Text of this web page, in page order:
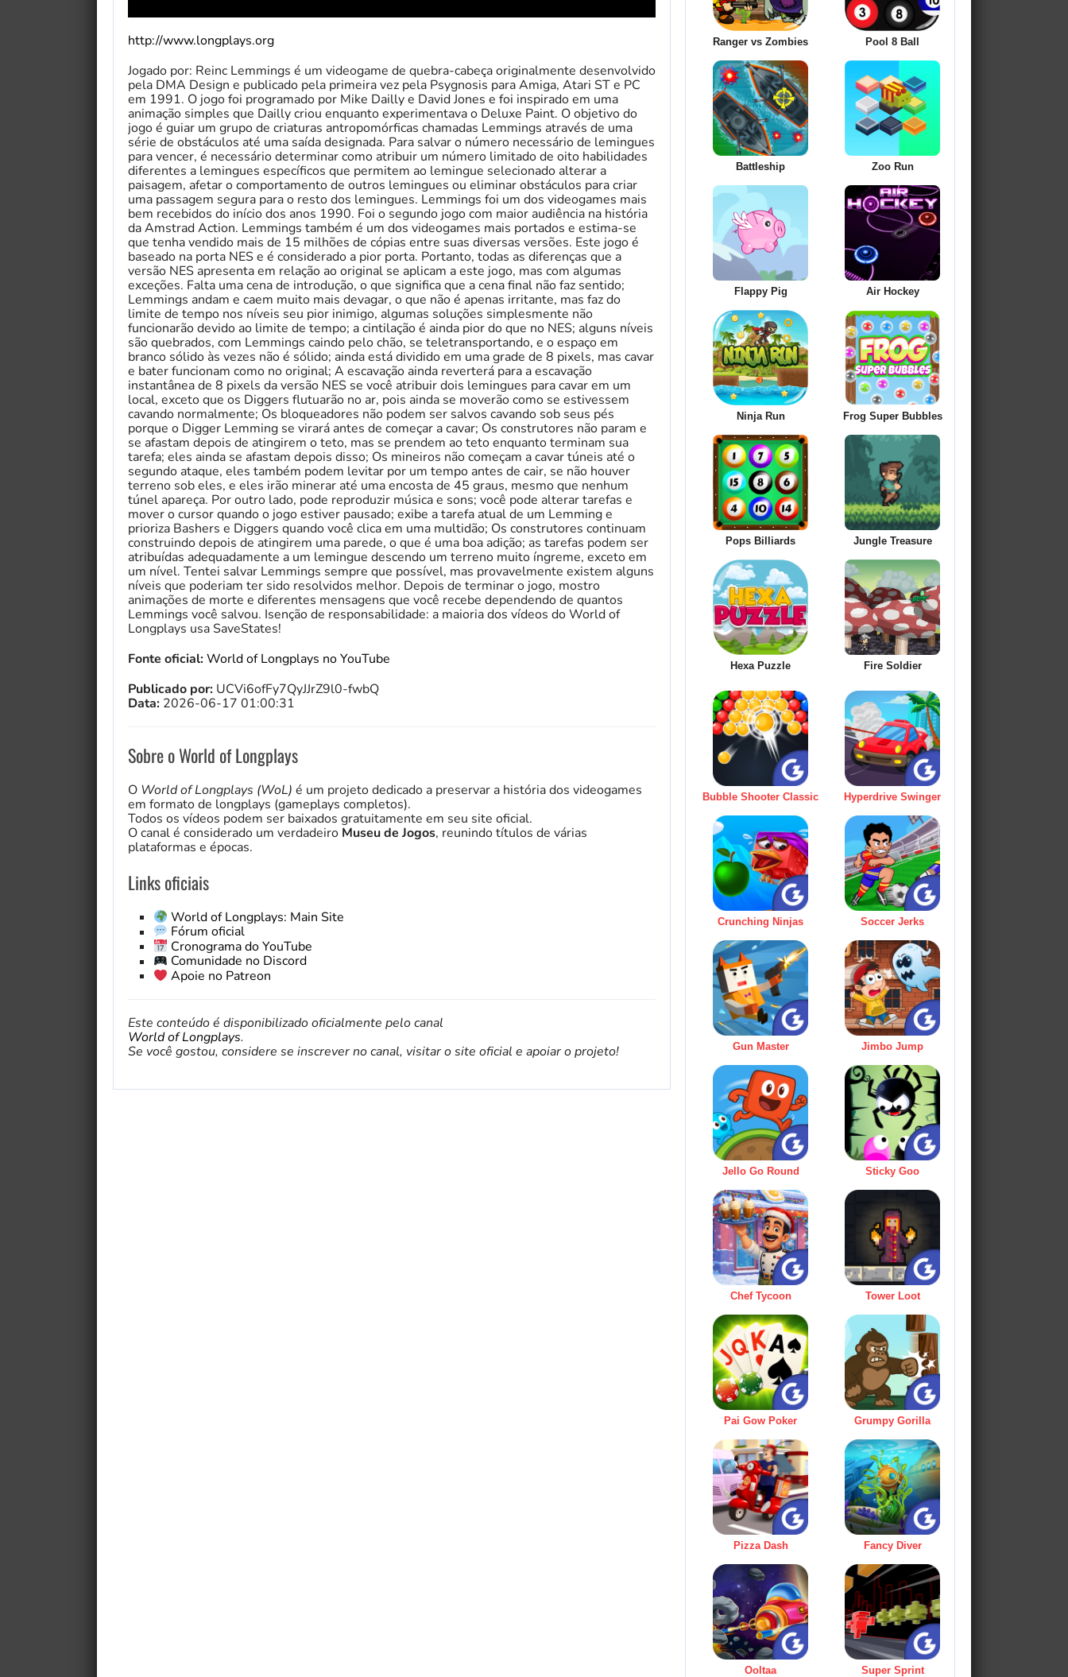
http://www.longplays.org
Jogado por: Reinc Lemmings é um videogame de quebra-cabeça originalmente desenvolvido
pela DMA Design e publicado pela primeira vez pela Psygnosis para Amiga, Atari ST e PC
em 1991. O jogo foi programado por Mike Dailly e David Jones e foi inspirado em uma
animação simples que Dailly criou enquanto experimentava o Deluxe Paint. O objetivo do
jogo é guiar um grupo de criaturas antropomórficas chamadas Lemmings através de uma
série de obstáculos até uma saída designada. Para salvar o número necessário de lemingues
para vencer, é necessário determinar como atribuir um número limitado de oito habilidades
diferentes a lemingues específicos que permitem ao lemingue selecionado alterar a
paisagem, afetar o comportamento de outros lemingues ou eliminar obstáculos para criar
uma passagem segura para o resto dos lemingues. Lemmings foi um dos videogames mais
bem recebidos do início dos anos 1990. Foi o segundo jogo com maior audiência na história
da Amstrad Action. Lemmings também é um dos videogames mais portados e estima-se
que tenha vendido mais de 15 milhões de cópias entre suas diversas versões. Este jogo é
baseado na porta NES e é considerado a pior porta. Portanto, todas as diferenças que a
versão NES apresenta em relação ao original se aplicam a este jogo, mas com algumas
exceções. Falta uma cena de introdução, o que significa que a cena final não faz sentido;
Lemmings andam e caem muito mais devagar, o que não é apenas irritante, mas faz do
limite de tempo nos níveis seu pior inimigo, algumas soluções simplesmente não
funcionarão devido ao limite de tempo; a cintilação é ainda pior do que no NES; alguns níveis
são quebrados, com Lemmings caindo pelo chão, se teletransportando, e o espaço em
branco sólido às vezes não é sólido; ainda está dividido em uma grade de 8 pixels, mas cavar
e bater funcionam como no original; A escavação ainda reverterá para a escavação
instantânea de 8 pixels da versão NES se você atribuir dois lemingues para cavar em um
local, exceto que os Diggers flutuarão no ar, pois ainda se moverão como se estivessem
cavando normalmente; Os bloqueadores não podem ser salvos cavando sob seus pés
porque o Digger Lemming se virará antes de começar a cavar; Os construtores não param e
se afastam depois de atingirem o teto, mas se prendem ao teto enquanto terminam sua
tarefa; eles ainda se afastam depois disso; Os mineiros não começam a cavar túneis até o
segundo ataque, eles também podem levitar por um tempo antes de cair, se não houver
terreno sob eles, e eles irão minerar até uma encosta de 45 graus, mesmo que nenhum
túnel apareça. Por outro lado, pode reproduzir música e sons; você pode alterar tarefas e
mover o cursor quando o jogo estiver pausado; exibe a tarefa atual de um Lemming e
prioriza Bashers e Diggers quando você clica em uma multidão; Os construtores continuam
construindo depois de atingirem uma parede, o que é uma boa adição; as tarefas podem ser
atribuídas adequadamente a um lemingue descendo um terreno muito íngreme, exceto em
um nível. Tentei salvar Lemmings sempre que possível, mas provavelmente existem alguns
níveis que poderiam ter sido resolvidos melhor. Depois de terminar o jogo, mostro
animações de morte e diferentes mensagens que você recebe dependendo de quantos
Lemmings você salvou. Isenção de responsabilidade: a maioria dos vídeos do World of
Longplays usa SaveStates!
Fonte oficial:World of Longplays no YouTube
Publicado por: UCVi6ofFy7QyJJrZ9l0-fwbQ
Data: 2026-06-17 01:00:31
Sobre o World of Longplays
O World of Longplays (WoL) é um projeto dedicado a preservar a história dos videogames
em formato de longplays (gameplays completos).
Todos os vídeos podem ser baixados gratuitamente em seu site oficial.
O canal é considerado um verdadeiro Museu de Jogos, reunindo títulos de várias
plataformas e épocas.
Links oficiais
World of Longplays: Main Site
Fórum oficial
Cronograma do YouTube
Comunidade no Discord
Apoie no Patreon
Este conteúdo é disponibilizado oficialmente pelo canal
World of Longplays.
Se você gostou, considere se inscrever no canal, visitar o site oficial e apoiar o projeto!
Ranger vs Zombies Pool 8 Ball
Battleship Zoo Run
Flappy Pig Air Hockey
Ninja Run Frog Super Bubbles
Pops Billiards Jungle Treasure
Hexa Puzzle Fire Soldier
Bubble Shooter Classic Hyperdrive Swinger
Crunching Ninjas Soccer Jerks
Gun Master Jimbo Jump
Jello Go Round Sticky Goo
Chef Tycoon Tower Loot
Pai Gow Poker Grumpy Gorilla
Pizza Dash Fancy Diver
Ooltaa Super Sprint